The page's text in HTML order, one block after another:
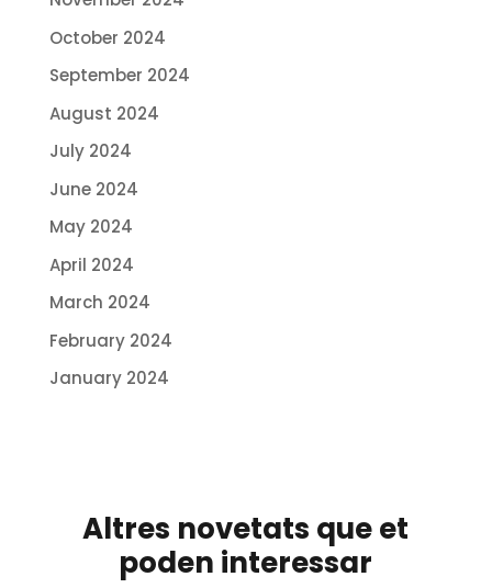
October 2024
September 2024
August 2024
July 2024
June 2024
May 2024
April 2024
March 2024
February 2024
January 2024
Altres novetats que et
poden interessar